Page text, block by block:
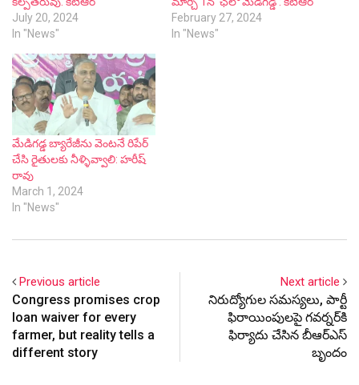
July 20, 2024
In "News"
February 27, 2024
In "News"
మేడిగడ్డ బ్యారేజీను వెంటనే రిపేర్
చేసి రైతులకు నీళ్ళివ్వాలి: హరీష్
రావు
March 1, 2024
In "News"
Previous article
Congress promises crop
loan waiver for every
farmer, but reality tells a
different story
Next article
నిరుద్యోగుల సమస్యలు, పార్టీ
ఫిరాయింపులపై గవర్నర్‌కి
ఫిర్యాదు చేసిన బీఆర్ఎస్
బృందం